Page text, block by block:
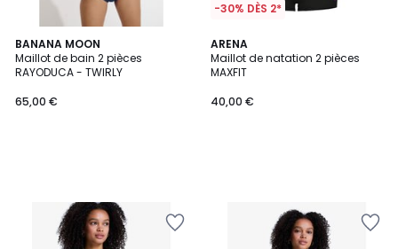
BANANA MOON
Maillot de bain 2 pièces
RAYODUCA - TWIRLY
65,00 €
-30% DÈS 2*
ARENA
Maillot de natation 2 pièces
MAXFIT
40,00 €